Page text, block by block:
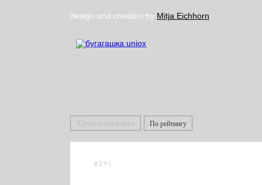
design and creation by Mitja Eichhorn
Хронологично По рейтингу
#291